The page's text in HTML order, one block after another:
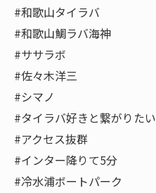
#和歌山タイラバ
#和歌山鯛ラバ海神
#ササラボ
#佐々木洋三
#シマノ
#タイラバ好きと繋がりたい
#アクセス抜群
#インター降りて5分
#冷水浦ボートパーク